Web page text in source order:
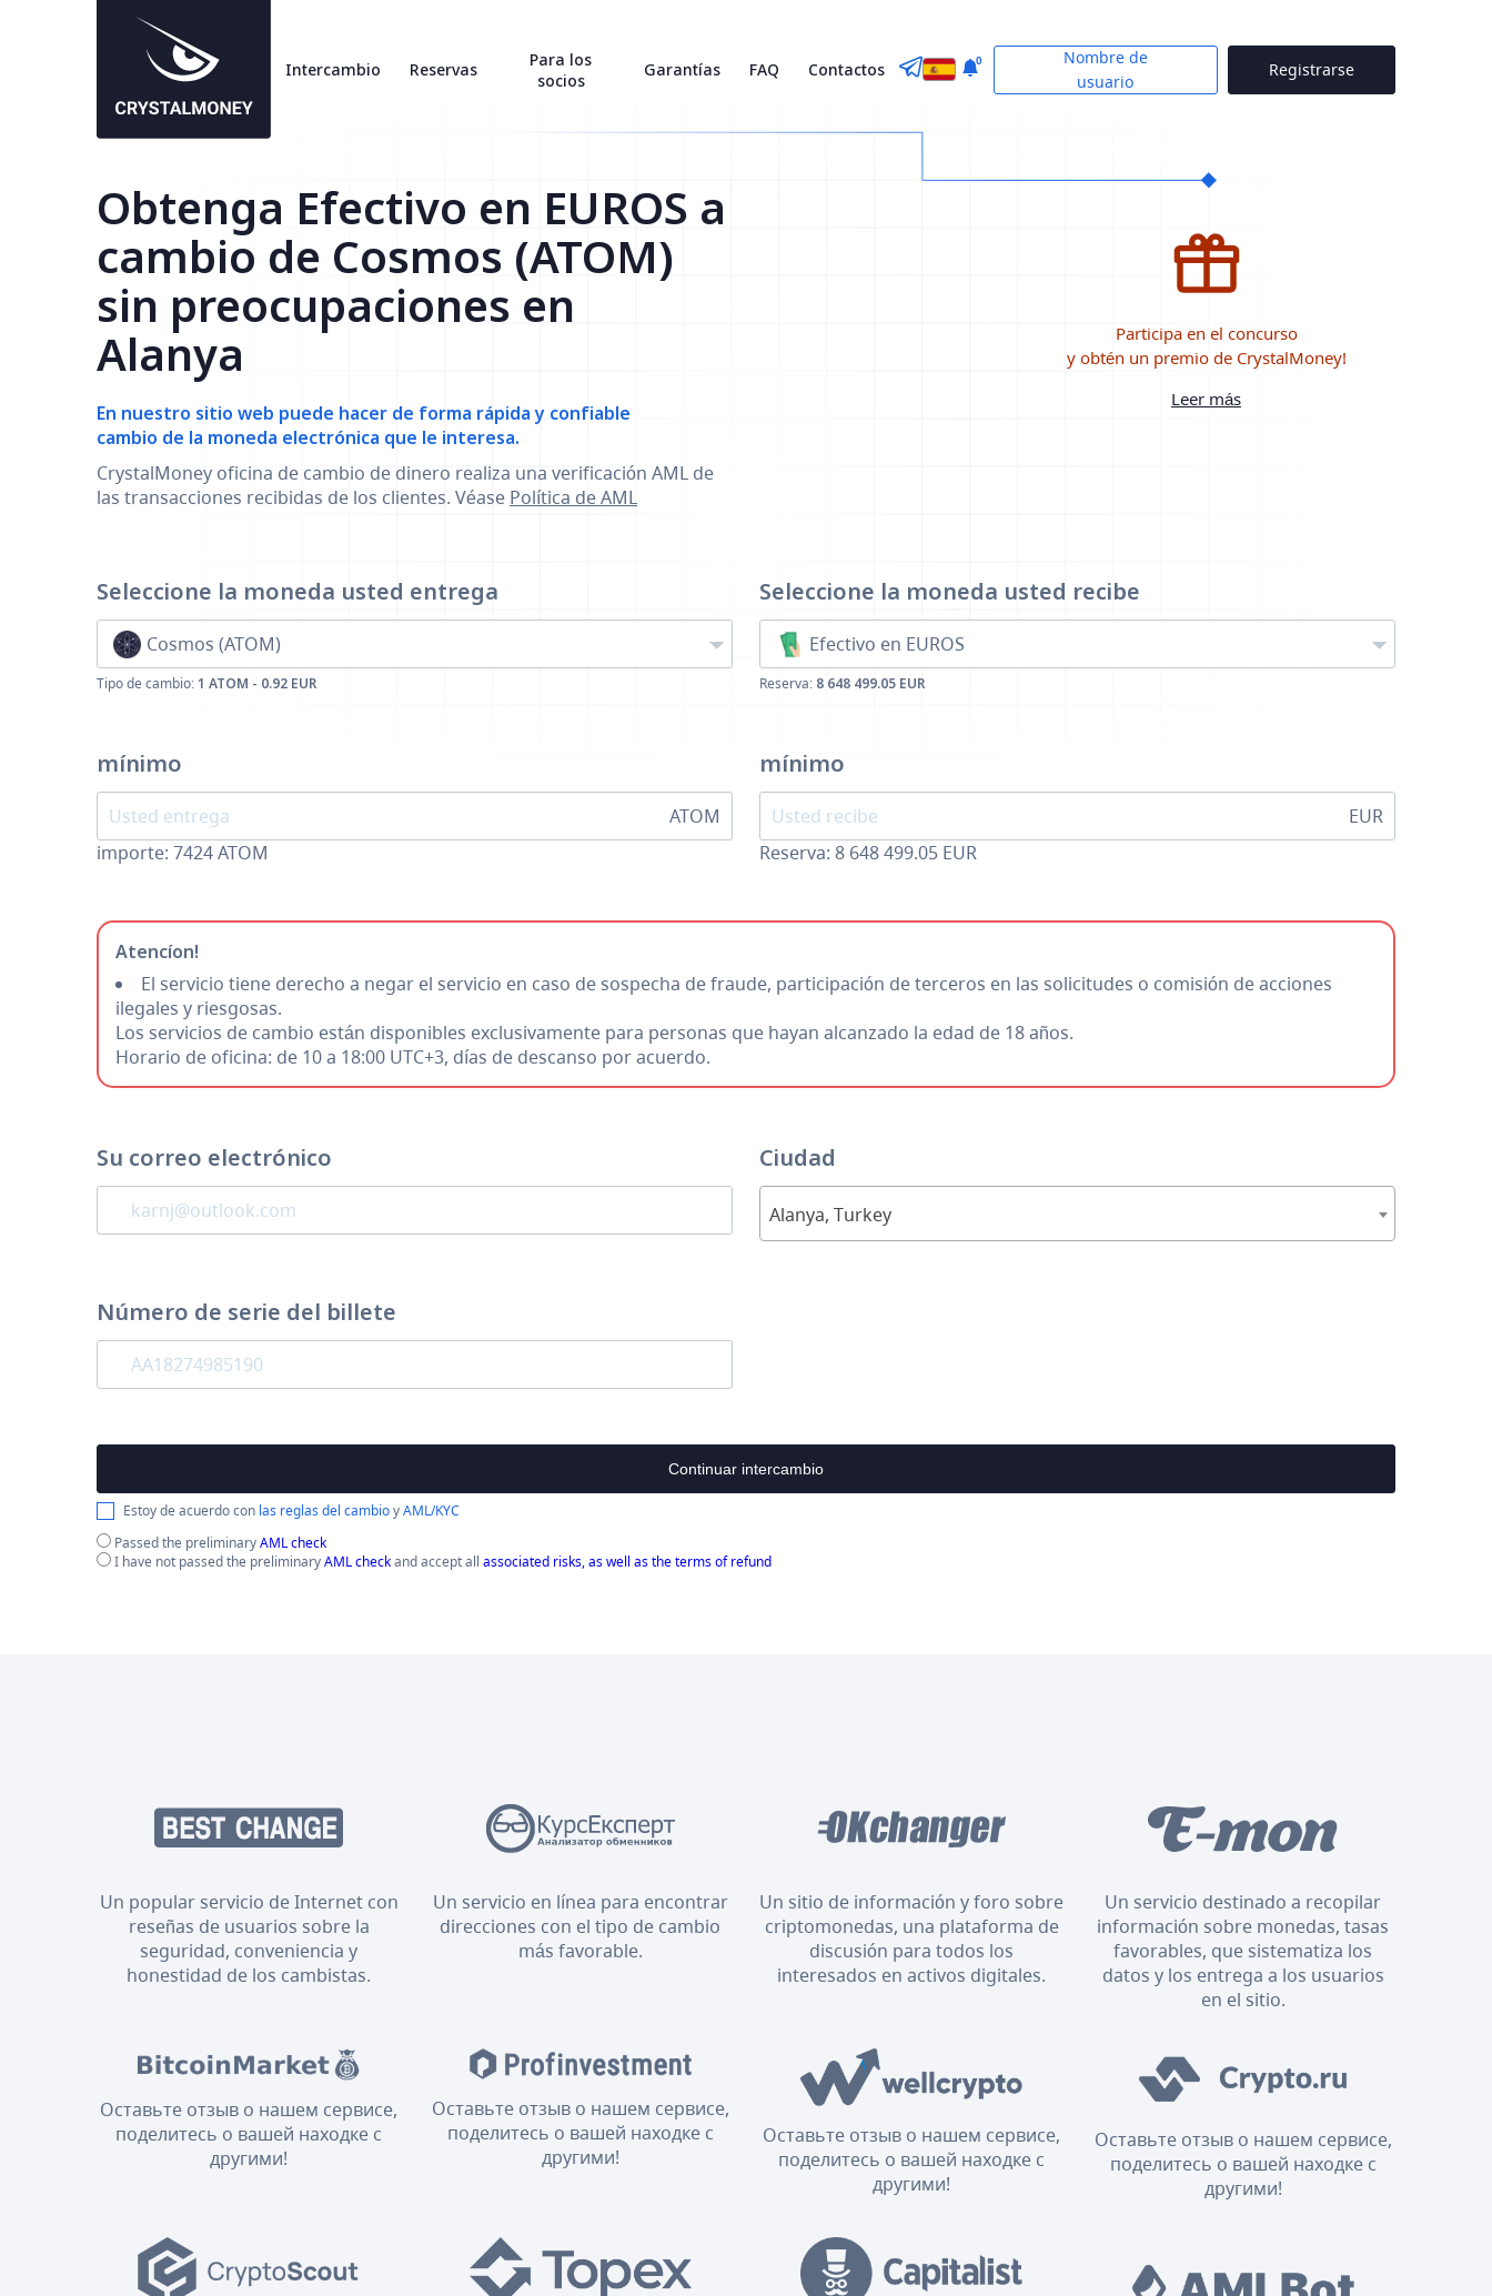
Intercambio Reservas
Para los
socios
Garantías FAQ Contactos 0
Nombre de
usuario
Registrarse
Obtenga Efectivo en EUROS a
cambio de Cosmos (ATOM)
sin preocupaciones en
Alanya
En nuestro sitio web puede hacer de forma rápida y confiable
cambio de la moneda electrónica que le interesa.
CrystalMoney oficina de cambio de dinero realiza una verificación AML de
las transacciones recibidas de los clientes. Véase Política de AML
Participa en el concurso
y obtén un premio de CrystalMoney!
Leer más
Seleccione la moneda usted entrega
Cosmos (ATOM)
Tipo de cambio: 1 ATOM - 0.92 EUR
mínimo
ATOM
importe: 7424ATOM
Seleccione la moneda usted recibe
Efectivo en EUROS
Reserva: 8 648 499.05 EUR
mínimo
EUR
Reserva: 8 648 499.05 EUR
Atencíon!
El servicio tiene derecho a negar el servicio en caso de sospecha de fraude, participación de terceros en las solicitudes o comisión de acciones
ilegales y riesgosas.
Los servicios de cambio están disponibles exclusivamente para personas que hayan alcanzado la edad de 18 años.
Horario de oficina: de 10 a 18:00 UTC+3, días de descanso por acuerdo.
Su correo electrónico Ciudad
Alanya, Turkey
Número de serie del billete
Continuar intercambio
Estoy de acuerdo con las reglas del cambioyAML/KYC
Passed the preliminaryAML check
I have not passed the preliminaryAML checkand accept all associated risks, as well as the terms of refund
Un popular servicio de Internet con
reseñas de usuarios sobre la
seguridad, conveniencia y
honestidad de los cambistas.
Un servicio en línea para encontrar
direcciones con el tipo de cambio
más favorable.
Un sitio de información y foro sobre
criptomonedas, una plataforma de
discusión para todos los
interesados en activos digitales.
Un servicio destinado a recopilar
información sobre monedas, tasas
favorables, que sistematiza los
datos y los entrega a los usuarios
en el sitio.
Оставьте отзыв о нашем сервисе,
поделитесь о вашей находке с
другими!
Оставьте отзыв о нашем сервисе,
поделитесь о вашей находке с
другими!
Оставьте отзыв о нашем сервисе,
поделитесь о вашей находке с
другими!
Оставьте отзыв о нашем сервисе,
поделитесь о вашей находке с
другими!